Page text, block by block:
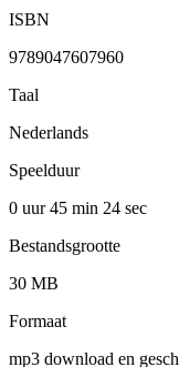
ISBN
9789047607960
Taal
Nederlands
Speelduur
0 uur 45 min 24 sec
Bestandsgrootte
30 MB
Formaat
mp3 download en